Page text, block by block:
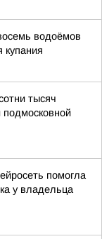
водоёмов
купания
тысяч
подмосковной
помогла
у владельца